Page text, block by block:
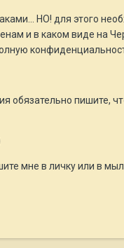
НО! для этого
и в каком виде
пишите,
мне в личку или в